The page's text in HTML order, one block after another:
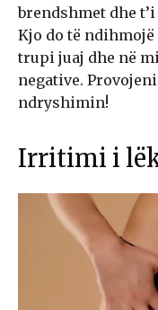
brendshmet dhe
Kjo do të
trupi juaj dhe në
negative.
ndryshimin!
Irritimi i